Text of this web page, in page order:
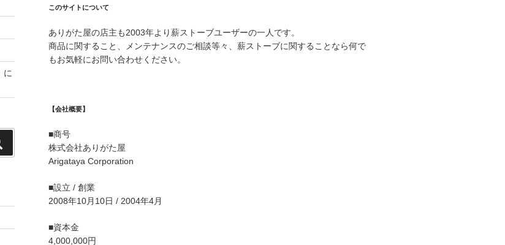
に
索
このサイトについて
ありがた屋の店主も2003年より薪ストーブユーザーの一人です。
商品に関すること、メンテナンスのご相談等々、薪ストーブに関することなら何で
もお気軽にお問い合わせください。
【会社概要】
■商号
株式会社ありがた屋
Arigataya Corporation
■設立 / 創業
2008年10月10日 / 2004年4月
■資本金
4,000,000円